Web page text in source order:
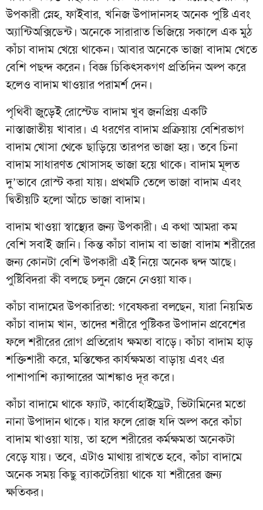
উপকারী স্নেহ, ফাইবার, খনিজ উপাদানসহ অনেক পুষ্টি এবং
অ্যান্টিঅক্সিডেন্ট। অনেকে সারারাত ভিজিয়ে সকালে এক মুঠ
কাঁচা বাদাম খেয়ে থাকেন। আবার অনেকে ভাজা বাদাম খেতে
বেশি পছন্দ করেন। বিজ্ঞ চিকিৎসকগণ প্রতিদিন অল্প করে
হলেও বাদাম খাওয়ার পরামর্শ দেন।
পৃথিবী জুড়েই রোস্টেড বাদাম খুব জনপ্রিয় একটি
নাস্তাজাতীয় খাবার। এ ধরণের বাদাম প্রক্রিয়ায় বেশিরভাগ
বাদাম খোসা থেকে ছাড়িয়ে তারপর ভাজা হয়। তবে চিনা
বাদাম সাধারণত খোসাসহ ভাজা হয়ে থাকে। বাদাম মূলত
দু’ভাবে রোস্ট করা যায়। প্রথমটি তেলে ভাজা বাদাম এবং
দ্বিতীয়টি হলো আঁচে ভাজা বাদাম।
বাদাম খাওয়া স্বাস্থ্যের জন্য উপকারী। এ কথা আমরা কম
বেশি সবাই জানি। কিন্ত কাঁচা বাদাম বা ভাজা বাদাম শরীরের
জন্য কোনটা বেশি উপকারী এই নিয়ে অনেক দ্বন্দ আছে।
পুষ্টিবিদরা কী বলছে চলুন জেনে নেওয়া যাক।
কাঁচা বাদামের উপকারিতা: গবেষকরা বলছেন, যারা নিয়মিত
কাঁচা বাদাম খান, তাদের শরীরে পুষ্টিকর উপাদান প্রবেশের
ফলে শরীরের রোগ প্রতিরোধ ক্ষমতা বাড়ে। কাঁচা বাদাম হাড়
শক্তিশারী করে, মস্তিষ্কের কার্যক্ষমতা বাড়ায় এবং এর
পাশাপাশি ক্যান্সারের আশঙ্কাও দূর করে।
কাঁচা বাদামে থাকে ফ্যাট, কার্বোহাইড্রেট, ভিটামিনের মতো
নানা উপাদান থাকে। যার ফলে রোজ যদি অল্প করে কাঁচা
বাদাম খাওয়া যায়, তা হলে শরীরের কর্মক্ষমতা অনেকটা
বেড়ে যায়। তবে, এটাও মাথায় রাখতে হবে, কাঁচা বাদামে
অনেক সময় কিছু ব্যাকটেরিয়া থাকে যা শরীরের জন্য
ক্ষতিকর।